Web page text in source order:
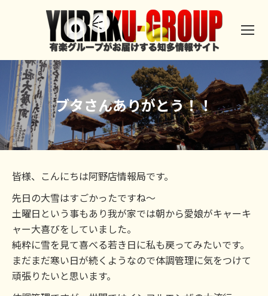
ブタさんありがとう！！
皆様、こんにちは阿野店情報局です。
先日の大雪はすごかったですね～
土曜日という事もあり我が家では朝から愛娘がキャーキ
ャー大喜びをしていました。
純粋に雪を見て喜べる若き日に私も戻ってみたいです。
まだまだ寒い日が続くようなので体調管理に気をつけて
頑張りたいと思います。